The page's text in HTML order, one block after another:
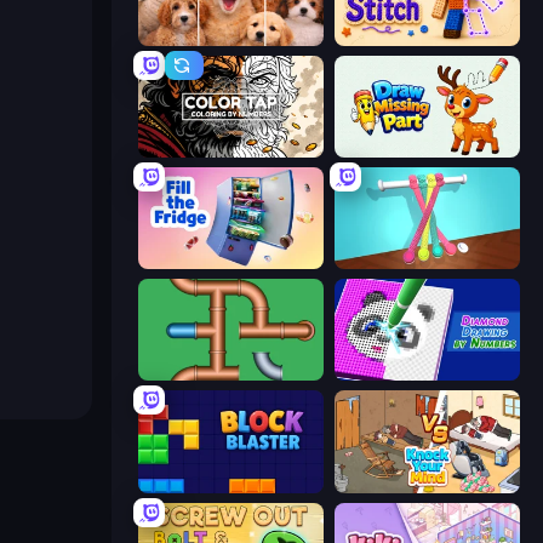
Jigpic Solitaire Rope Stitch Puzzle
Color Tap: Coloring by Numbers Draw Missing Part | DOP Puzzle
Fill The Fridge Tangle Master
Plumber Pipe Out
Block Blaster Knock Your Mind